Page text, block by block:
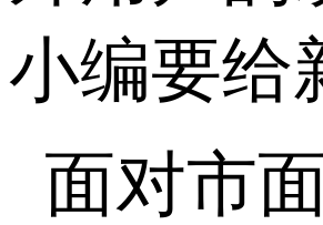
小编要给
面对市